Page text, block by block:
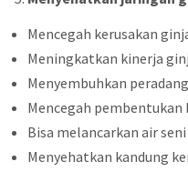
Mencegah kerusakan
Meningkatkan kinerja
Menyembuhkan
Mencegah
Bisa melancarkan air seni
Menyehatkan kandung